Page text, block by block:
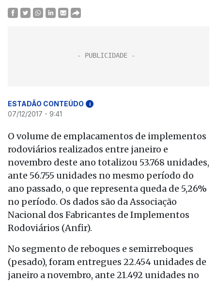
ESTADÃO CONTEÚDO i
07/12/2017 - 9:41
O volume de emplacamentos de implementos
rodoviários realizados entre janeiro e
novembro deste ano totalizou 53.768 unidades,
ante 56.755 unidades no mesmo período do
ano passado, o que representa queda de 5,26%
no período. Os dados são da Associação
Nacional dos Fabricantes de Implementos
Rodoviários (Anfir).
No segmento de reboques e semirreboques
(pesado), foram entregues 22.454 unidades de
janeiro a novembro, ante 21.492 unidades no